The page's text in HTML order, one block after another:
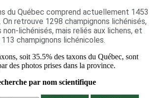
du Québec comprend actuellement 1453
retrouve 1298 champignons lichénisés,
non-lichénisés, mais reliés aux lichens, et
champignons lichénicoles.
soit 35.5% des taxons du Québec, sont
des photos prises dans la province.
par nom scientifique